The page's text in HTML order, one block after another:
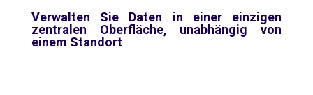
Verwalten Sie Daten in einer einzigen
zentralen Oberfläche, unabhängig von
einem Standort